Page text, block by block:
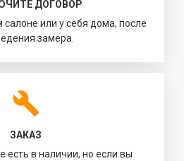
ДОГОВОР
или у себя дома, после
замера.
ЗАКАЗ
есть в наличии, но если вы